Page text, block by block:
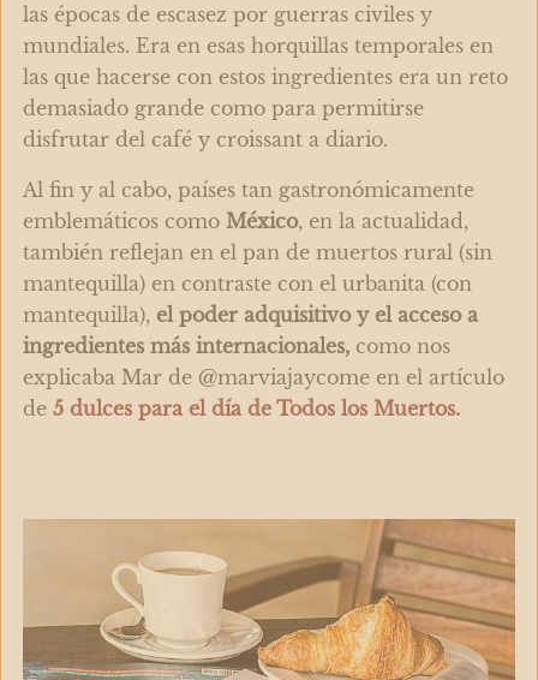
las épocas de escasez por guerras civiles y
mundiales. Era en esas horquillas temporales en
las que hacerse con estos ingredientes era un reto
demasiado grande como para permitirse
disfrutar del café y croissant a diario.
Al fin y al cabo, países tan gastronómicamente
emblemáticos como México, en la actualidad,
también reflejan en el pan de muertos rural (sin
mantequilla) en contraste con el urbanita (con
mantequilla), el poder adquisitivo y el acceso a
ingredientes más internacionales,como nos
explicaba Mar de @marviajaycome en el artículo
de5 dulces para el día de Todos los Muertos.